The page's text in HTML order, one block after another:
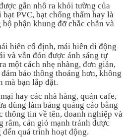
gắn nhô ra khỏi tường của
PVC, bạt chống thấm hay là
phận khung đỡ chắc chắn và
hiên cố định, mái hiên di động
và vẫn đón được ánh sáng tự
một cách nhẹ nhàng, đơn giản,
bảo thông thoáng hơn, không
mà bạn lắp đặt.
hay các nhà hàng, quán cafe,
dùng làm bảng quảng cáo bằng
thông tin về tên, doanh nghiệp và
râm, cản gió mạnh tránh được
quá trình hoạt động.